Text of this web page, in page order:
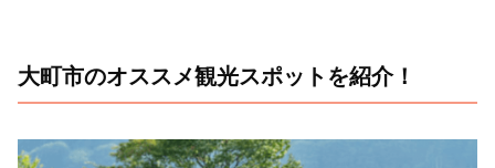
大町市のオススメ観光スポットを紹介！